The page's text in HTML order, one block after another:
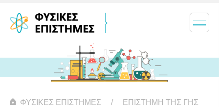
ΦΥΣΙΚΈΣ ΕΠΙΣΤΉΜΕΣ ΕΠΙΣΤΉΜΗ ΤΗΣ ΓΗΣ